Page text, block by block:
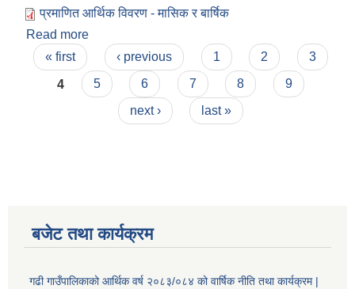
प्रमाणित आर्थिक विवरण - मासिक र बार्षिक
Read more
Pages
« first ‹ previous 1 2
3
4
5 6 7 8
9
next ›
last »
बजेट तथा कार्यक्रम
गढी गाउँपालिकाको आर्थिक वर्ष २०८३/०८४ को वार्षिक नीति तथा कार्यक्रम |